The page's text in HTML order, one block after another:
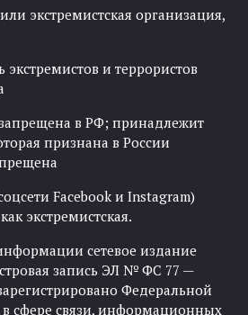
экстремистская организация,
и террористов
в РФ; принадлежит
признана в России
Facebook и Instagram)
экстремистская.
сетевое издание
запись ЭЛ № ФС 77 —
Федеральной
сфере связи, информационных